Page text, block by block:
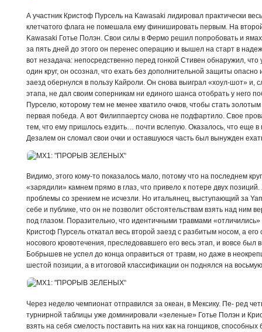
А участник Кристоф Пурсель на Kawasaki лидировал практически
клетчатого флага не помешала ему финишировать первым. На
Kawasaki Готье Полэн. Свои силы в Фермо решил попробовать и
за пять дней до этого он перенес операцию и вышел на старт в
вот незадача: непосредственно перед гонкой Стивен обнаружил,
один круг, он осознал, что ехать без дополнительной защиты
заезд обернулся в пользу Кайроли. Он снова выиграл «хоул-шот» и,
этапа, не дал своим соперникам ни единого шанса отобрать у него
Пурселю, которому тем не менее хватило очков, чтобы стать
первая победа. А вот Филиппаертсу снова не подфартило. Свое
тем, что ему пришлось ездить… почти вслепую. Оказалось, что еще в
Дезалем он сломал свои очки и оставшуюся часть был вынужден
Видимо, этого кому-то показалось мало, потому что на последнем
«зарядили» камнем прямо в глаз, что привело к потере двух позиций.
проблемы со зрением не исчезли. Но итальянец, выступающий за
себе и публике, что он не позволит обстоятельствам взять над ним
под глазом. Поразительно, что идентичными травмами
Кристоф Пурсель откатал весь второй заезд с разбитым носом, а
носового кровотечения, преследовавшего его весь этап, и вовсе
Бобрышев не успел до конца оправиться от травм, но даже в
шестой позиции, а в итоговой классификации он поднялся на восьмую
Через неделю чемпионат отправился за океан, в Мексику. Пе- ред
турнирной таблицы уже доминировали «зеленые» Готье Полэн и
взять на себя смелость поставить на них как на гонщиков, способных